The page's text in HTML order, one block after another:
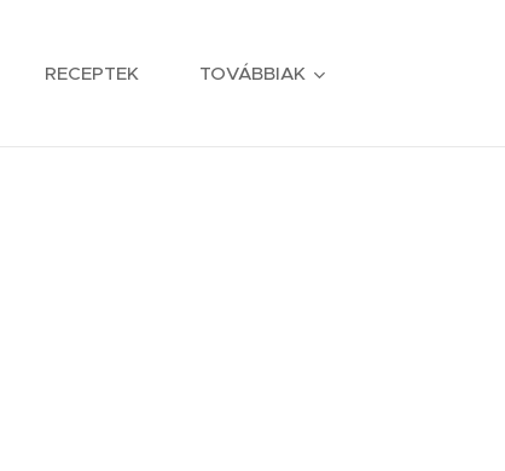
RECEPTEK TOVÁBBIAK